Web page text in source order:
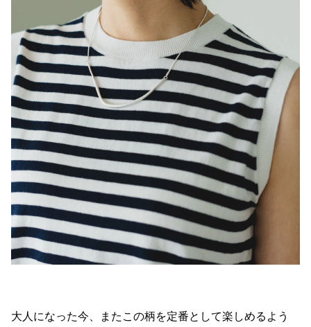
大人になった今、またこの柄を定番として楽しめるよう